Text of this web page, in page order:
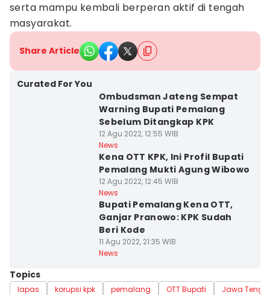
serta mampu kembali berperan aktif di tengah
masyarakat.
Share Article
Curated For You
Ombudsman Jateng Sempat
Warning Bupati Pemalang
Sebelum Ditangkap KPK
12 Agu 2022, 12:55 WIB
News
Kena OTT KPK, Ini Profil Bupati
Pemalang Mukti Agung Wibowo
12 Agu 2022, 12:45 WIB
News
Bupati Pemalang Kena OTT,
Ganjar Pranowo: KPK Sudah
Beri Kode
11 Agu 2022, 21:35 WIB
News
Topics
lapas korupsi kpk pemalang OTT Bupati
Jawa